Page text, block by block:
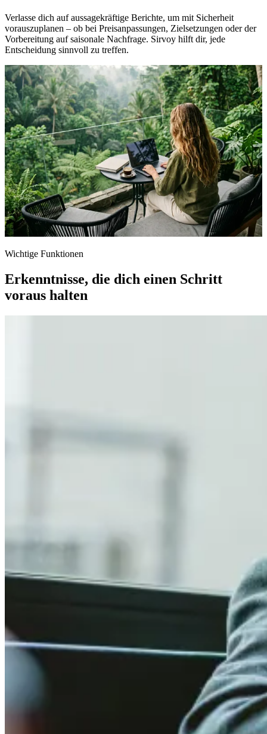
Verlasse dich auf aussagekräftige Berichte, um mit Sicherheit
vorauszuplanen – ob bei Preisanpassungen, Zielsetzungen oder der
Vorbereitung auf saisonale Nachfrage. Sirvoy hilft dir, jede
Entscheidung sinnvoll zu treffen.
Wichtige Funktionen
Erkenntnisse, die dich einen Schritt
voraus halten